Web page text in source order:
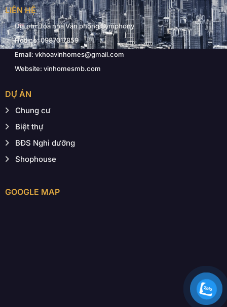
LIÊN HỆ
Địa chỉ: Toà nhà Văn phòng Symphony
Hotline: 0987017859
Email: vkhoavinhomes@gmail.com
Website: vinhomesmb.com
DỰ ÁN
Chung cư
Biệt thự
BĐS Nghỉ dưỡng
Shophouse
GOOGLE MAP